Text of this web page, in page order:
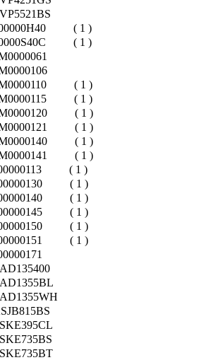
( 1 )
( 1 )
( 1 )
( 1 )
( 1 )
( 1 )
( 1 )
( 1 )
( 1 )
( 1 )
( 1 )
( 1 )
( 1 )
( 1 )